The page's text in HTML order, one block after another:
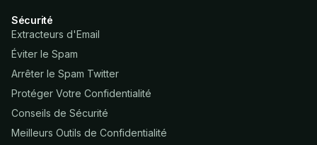
Sécurité
Extracteurs d'Email
Éviter le Spam
Arrêter le Spam Twitter
Protéger Votre Confidentialité
Conseils de Sécurité
Meilleurs Outils de Confidentialité